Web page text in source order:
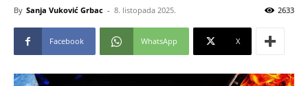
By Sanja Vuković Grbac - 8. listopada 2025. 2633
Facebook WhatsApp X